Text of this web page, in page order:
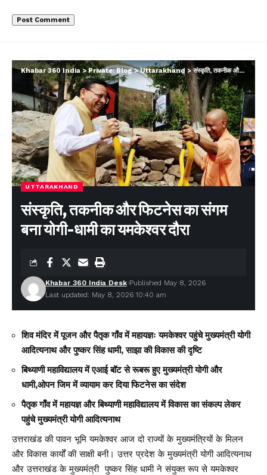
Khabar 360 India>Private: Blog>Uttarakhand >संस्कृति, तकनीक और फिटनेस का संगम बना योगी-धामी का यमकेश्वर दौरा
UTTARAKHAND
संस्कृति, तकनीक और फिटनेस का संगम
बना योगी-धामी का यमकेश्वर दौरा
Last updated: May 8, 2026 10:40 am
Khabar 360 India Desk Published May 8, 2026
शिव मंदिर में पूजन और पैतृक गाँव में महायज्ञः यमकेश्वर पहुंचे मुख्यमंत्री योगी
आदित्यनाथ और पुष्कर सिंह धामी, साझा की विकास की दृष्टि
बिथ्याणी महाविद्यालय में एआई बॉट से रूबरू हुए मुख्यमंत्री योगी और
धामी,ओपन जिम में व्यायाम कर दिया फिटनेस का संदेश
पैतृक गाँव में महायज्ञ और बिथ्याणी महाविद्यालय में विकास का संकल्प लेकर
पहुंचे मुख्यमंत्री योगी आदित्यनाथ
उत्तराखंड की पावन भूमि यमकेश्वर आज दो राज्यों के मुख्यमंत्रियों के मिलन
और विकास कार्यों की साक्षी बनी। उत्तर प्रदेश के मुख्यमंत्री योगी आदित्यनाथ
और उत्तराखंड के मुख्यमंत्री पुष्कर सिंह धामी ने संयुक्त रूप से यमकेश्वर